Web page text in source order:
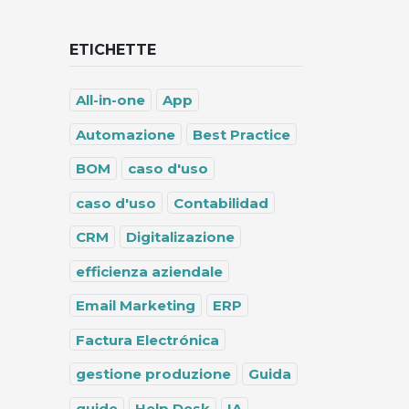
ETICHETTE
All-in-one
App
Automazione
Best Practice
BOM
caso d'uso
caso d'uso
Contabilidad
CRM
Digitalizazione
efficienza aziendale
Email Marketing
ERP
Factura Electrónica
gestione produzione
Guida